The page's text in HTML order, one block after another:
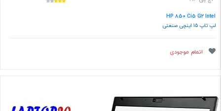
HP 850 Ci5 G2 Intel
لپ تاپ 15 اینچی صنعتی
اتمام موجودی